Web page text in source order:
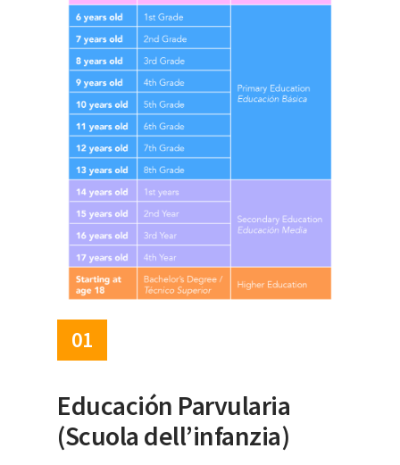
01
Educación Parvularia
(Scuola dell’infanzia)